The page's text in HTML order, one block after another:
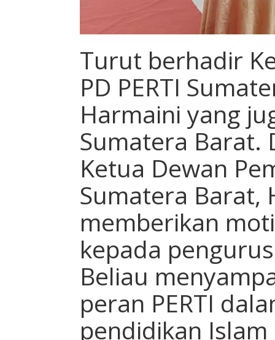
Turut berhadir
PD PERTI
Harmaini yang
Sumatera Barat.
Ketua Dewan
Sumatera Barat,
memberikan
kepada
Beliau
peran PERTI
pendidikan